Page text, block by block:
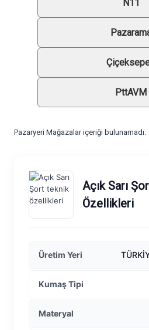
N11
PttAVM
Pazaryeri Mağazalar içeriği bulunamadı.
Açık Sarı
Özellikleri
Üretim Yeri
Kumaş Tipi
Materyal